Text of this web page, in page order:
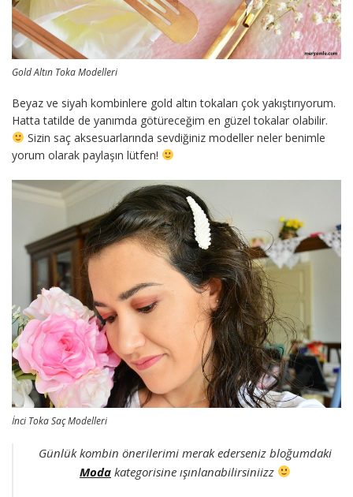
Gold Altın Toka Modelleri
Beyaz ve siyah kombinlere gold altın tokaları çok yakıştırıyorum.
Hatta tatilde de yanımda götüreceğim en güzel tokalar olabilir.
Sizin saç aksesuarlarında sevdiğiniz modeller neler benimle
yorum olarak paylaşın lütfen!
İnci Toka Saç Modelleri
Günlük kombin önerilerimi merak ederseniz bloğumdaki
Modakategorisine ışınlanabilirsiniizz